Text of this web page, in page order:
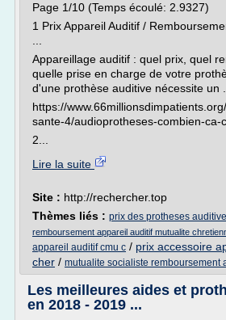
Page 1/10 (Temps écoulé: 2.9327)
1 Prix Appareil Auditif /
Appareillage auditif : quel prix, quel
quelle prise en charge de votre
d'une prothèse auditive nécessite un ...
https://
sante-4/audioprotheses-combien-ca-
2...
Lire la suite
Site : http://rechercher.top
Thèmes liés : prix des protheses
remboursement appareil auditif mutualite
appareil auditif cmu c / prix accessoire
cher / mutualite socialiste remboursement
Les meilleures aides et
en 2018 - 2019 ...